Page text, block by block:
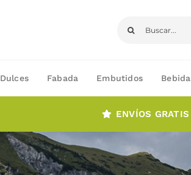
Dulces Fabada Embutidos
ENVÍOS GRATIS